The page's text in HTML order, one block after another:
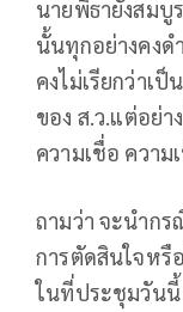
นายพิธายังสม
นั้นทุกอย่างคงด
คงไม่เรียกว่าเป็
ของ ส.ว.แต่อย่า
ความเชื่อ ควา
ถามว่า จะนำกร
การตัดสินใจหรื
ในที่ประชุมวันนี้